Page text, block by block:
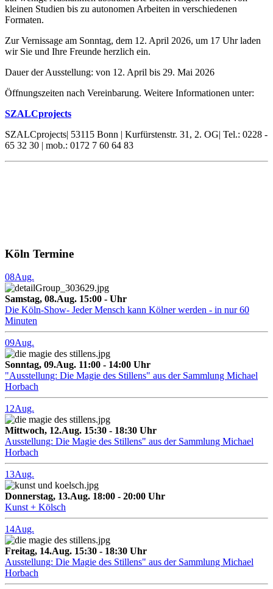
kleinen Studien bis zu autonomen Arbeiten in verschiedenen
Formaten.
Zur Vernissage am Sonntag, dem 12. April 2026, um 17 Uhr laden
wir Sie und Ihre Freunde herzlich ein.
Dauer der Ausstellung: von 12. April bis 29. Mai 2026
Öffnungszeiten nach Vereinbarung. Weitere Informationen unter:
SZALCprojects
SZALCprojects| 53115 Bonn | Kurfürstenstr. 31, 2. OG| Tel.: 0228 -
65 32 30 | mob.: 0172 7 60 64 83
Köln Termine
08Aug.
Samstag, 08.Aug. 15:00 - Uhr
Die Köln-Show- Jeder Mensch kann Kölner werden - in nur 60
Minuten
09Aug.
Sonntag, 09.Aug. 11:00 - 14:00 Uhr
"Ausstellung: Die Magie des Stillens" aus der Sammlung Michael
Horbach
12Aug.
Mittwoch, 12.Aug. 15:30 - 18:30 Uhr
Ausstellung: Die Magie des Stillens" aus der Sammlung Michael
Horbach
13Aug.
Donnerstag, 13.Aug. 18:00 - 20:00 Uhr
Kunst + Kölsch
14Aug.
Freitag, 14.Aug. 15:30 - 18:30 Uhr
Ausstellung: Die Magie des Stillens" aus der Sammlung Michael
Horbach